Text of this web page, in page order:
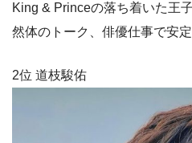
King & Princeの落ち着いた王
然体のトーク、俳優仕事で安定
2位 道枝駿佑